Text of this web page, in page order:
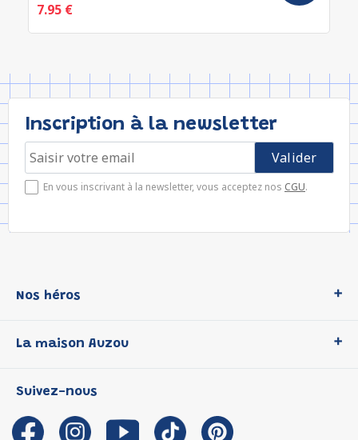
7.95 €
Inscription à la newsletter
En vous inscrivant à la newsletter, vous acceptez nos CGU.
Nos héros
P'tit Loup
Les Influenceuses
Migali
La maison Auzou
Notre histoire
Auzou s'engage
Suivez-nous